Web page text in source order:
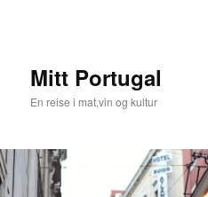
Mitt Portugal
En reise i mat,vin og kultur